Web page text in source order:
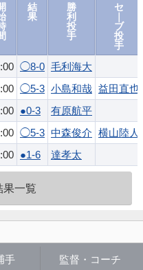
結
果
勝
利
投
手
セ
｜
ブ
投
手
◯8-0 毛利海大
◯5-3 小島和哉 益田直也
●0-3
有原航平
◯5-3 中森俊介 横山陸人
●1-6 達孝太
果一覧
手 監督・コーチ